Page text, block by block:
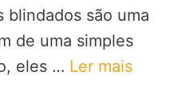
blindados são uma
de uma simples
eles … Ler mais